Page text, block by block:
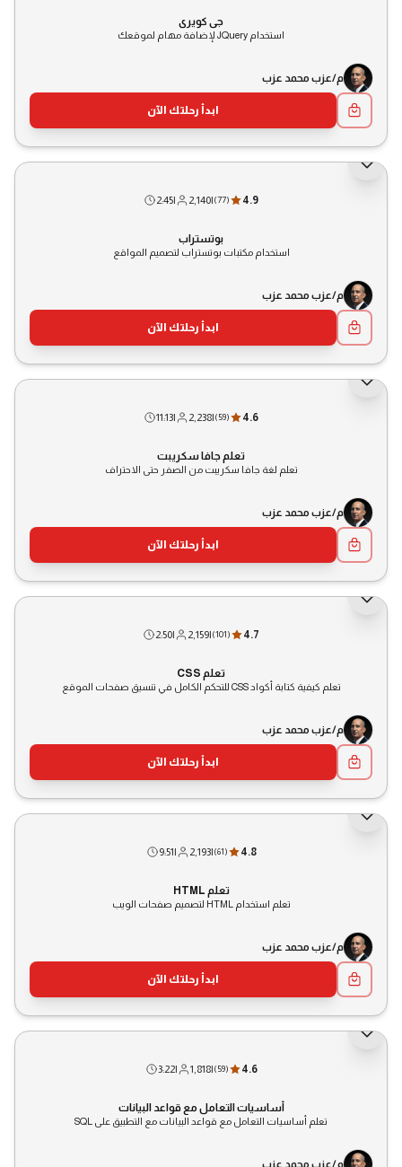
جي كويري
استخدام JQuery لإضافة مهام لموقعك
م/عزب محمد عزب
ابدأ رحلتك الآن
4.9
(77)
|
2,140
|
2:45
بوتستراب
استخدام مكتبات بوتستراب لتصميم المواقع
م/عزب محمد عزب
ابدأ رحلتك الآن
4.6
(59)
|
2,238
|
11:13
تعلم جافا سكريبت
تعلم لغة جافا سكريبت من الصفر حتى الاحتراف
م/عزب محمد عزب
ابدأ رحلتك الآن
4.7
(101)
|
2,159
|
2:50
تعلم CSS
تعلم كيفية كتابة أكواد CSS للتحكم الكامل في تنسيق صفحات الموقع
م/عزب محمد عزب
ابدأ رحلتك الآن
4.8
(61)
|
2,193
|
9:51
تعلم HTML
تعلم استخدام HTML لتصميم صفحات الويب
م/عزب محمد عزب
ابدأ رحلتك الآن
4.6
(59)
|
1,818
|
3:22
أساسيات التعامل مع قواعد البيانات
تعلم أساسيات التعامل مع قواعد البيانات مع التطبيق على SQL
م/عزب محمد عزب